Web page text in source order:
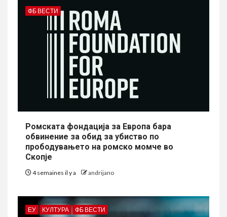
ФБ ВЕСТИ
Ромската фондација за Европа бара
обвинение за обид за убиство по
прободувањето на ромско момче во
Скопје
4 semaines il y a andrijano
ЕУ КУЛТУРА ФБ ВЕСТИ